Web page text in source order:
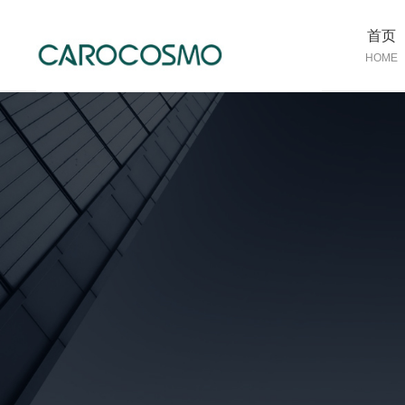
首页
HOME